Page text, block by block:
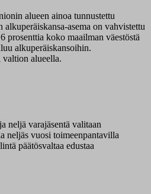
alueen ainoa tunnustettu
alkuperäiskansa-asema on vahvistettu
prosenttia koko maailman väestöstä
alkuperäiskansoihin.
valtion alueella.
neljä varajäsentä valitaan
neljäs vuosi toimeenpantavilla
päätösvaltaa edustaa